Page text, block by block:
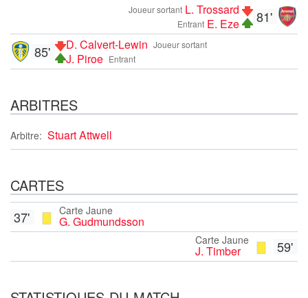
81'
Joueur sortant L. Trossard
Entrant E. Eze
Joueur sortant
D. Calvert-Lewin
Entrant
J. Piroe
85'
ARBITRES
Arbitre: Stuart Attwell
CARTES
Carte Jaune
G. Gudmundsson
37'
59'
Carte Jaune
J. Timber